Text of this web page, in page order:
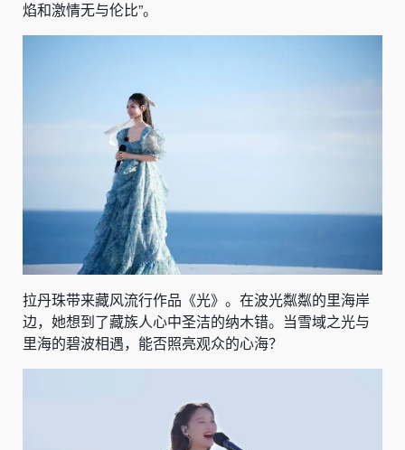
焰和激情无与伦比”。
拉丹珠带来藏风流行作品《光》。在波光粼粼的里海岸
边，她想到了藏族人心中圣洁的纳木错。当雪域之光与
里海的碧波相遇，能否照亮观众的心海？